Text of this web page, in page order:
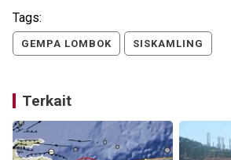
Tags:
GEMPA LOMBOK SISKAMLING
Terkait